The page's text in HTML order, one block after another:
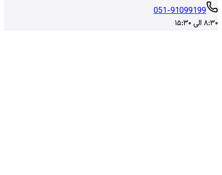
051-91099199
۸:۳۰ الی ۱۵:۳۰